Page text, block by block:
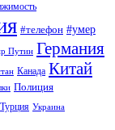
#телефон #умер
Путин Германия
Канада Китай
Полиция
Турция Украина